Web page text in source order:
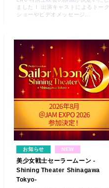
ました！ 出演キャストによるトーク
ショーやビデオメッセージ...
お知らせ NEW
美少女戦士セーラームーン -
Shining Theater Shinagawa
Tokyo-